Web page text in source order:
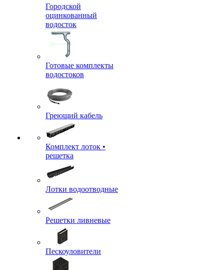
Городской
оцинкованный
водосток
Готовые комплекты
водостоков
Греющий кабель
Комплект лоток •
решетка
Лотки водоотводные
Решетки ливневые
Пескоуловители